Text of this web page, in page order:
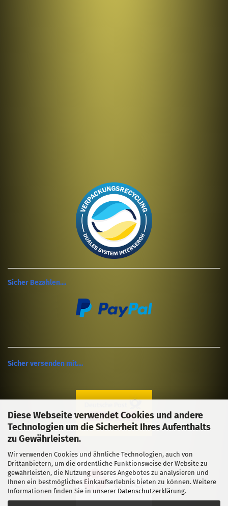
Diese Webseite verwendet Cookies und andere
Technologien um die Sicherheit Ihres Aufenthalts
zu Gewährleisten.
Wir verwenden Cookies und ähnliche Technologien, auch von
Drittanbietern, um die ordentliche Funktionsweise der Website zu
gewährleisten, die Nutzung unseres Angebotes zu analysieren und
Ihnen ein bestmögliches Einkaufserlebnis bieten zu können. Weitere
Informationen finden Sie in unserer Datenschutzerklärung.
Sicher Bezahlen....
Sicher versenden mit....